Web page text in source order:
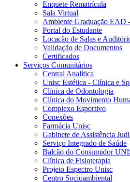
Enquete Rematrícula
Sala Virtual
Ambiente Graduação EAD
Portal do Estudante
Locação de Salas e
Validação de Documentos
Certificados
Serviços Comunitários
Central Analítica
Unisc Estética - Clínica e
Clínica de Odontologia
Clínica do Movimento
Complexo Esportivo
Conexões
Farmácia Unisc
Gabinete de Assistência
Serviço Integrado de Saúde
Balcão do Consumidor
Clínica de Fisioterapia
Projeto Espectro Unisc
Centro Socioambiental